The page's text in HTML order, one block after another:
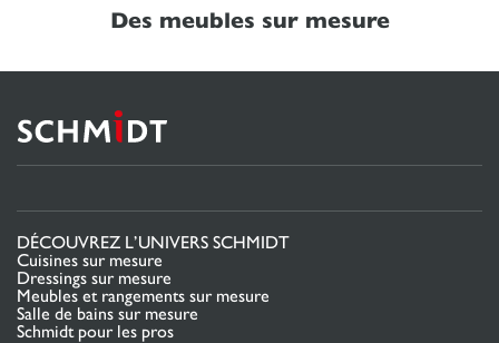
Des meubles sur mesure
DÉCOUVREZ L’UNIVERS SCHMIDT
Cuisines sur mesure
Dressings sur mesure
Meubles et rangements sur mesure
Salle de bains sur mesure
Schmidt pour les pros